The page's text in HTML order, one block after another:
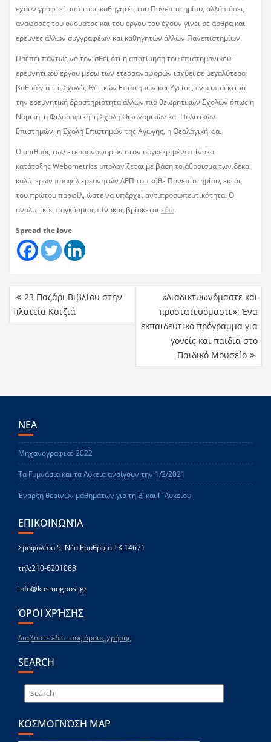
έχουν γραφτεί από τους καθηγητές του Πανεπιστημίου, αλλά πόσες
αναφορές του ονόματος και του έργου του έχουν γίνει σε άρθρα και
έρευνες άλλων συγγραφέων και καθηγητών άλλων Πανεπιστημίων.
Πρέπει πάντως να τονισθεί ότι η αποτίμηση του επιστημονικού-
ερευνητικού έργου μέσω των ετεροαναφορών ισχύει σε μεγαλύτερο
βαθμό για τις Σχολές Θετικών Επιστημών και Υγείας, ενώ υποεκτιμά
την ερευνητική δραστηριότητα άλλων πιο θεωρητικών Σχολών όπως η
Νομική, η Φιλοσοφική, η Σχολή Οικονομικών και Πολιτικών
Επιστημών, η Σχολή Επιστημών της Αγωγής, η Θεολογική κ.α.
Ο αριθμός των ετεροαναφορών στον συγκεκριμένο πίνακα
κατάταξης Webometrics υπολογίζεται με βάση το άθροισμα των δέκα
καλύτερων προφίλ ερευνητών ΔΕΠ του κάθε Πανεπιστημίου, εκτός
του πρώτου προφίλ, ώστε να υπάρχει αντιπροσωπευτικότητα. Ο
αναλυτικός παγκόσμιος πίνακας βρίσκεταιεδώ.
Spread the love
23 Παζάρι Βιβλίου στην
πλατεία Κοτζιά
«Διαδικτυωνόμαστε και
προστατευόμαστε»: Ένα
εκπαιδευτικό πρόγραμμα για
γονείς και παιδιά στο
Παιδικό Μουσείο
ΝΕΑ
Μηχανογραφικό 2022
Τα Γυμνάσια και τα Λύκεια ανοίγουν την 1/2/2021
Έναρξη θερινών μαθημάτων για τη Β’ και Γ’ Λυκείου
ΕΠΙΚΟΙΝΩΝΊΑ
Σροφυλίου 5, Νέα Ερυθραία ΤΚ:14671
τηλ:210-6201088
info@kosmognosi.gr
ΌΡΟΙ ΧΡΉΣΗΣ
Διαβάστε εδώ τους όρους χρήσης
SEARCH
ΚΟΣΜΟΓΝΏΣΗ MAP